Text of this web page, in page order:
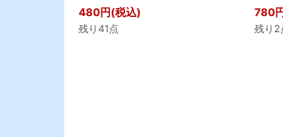
480円(税込)
残り41点
780
残り2